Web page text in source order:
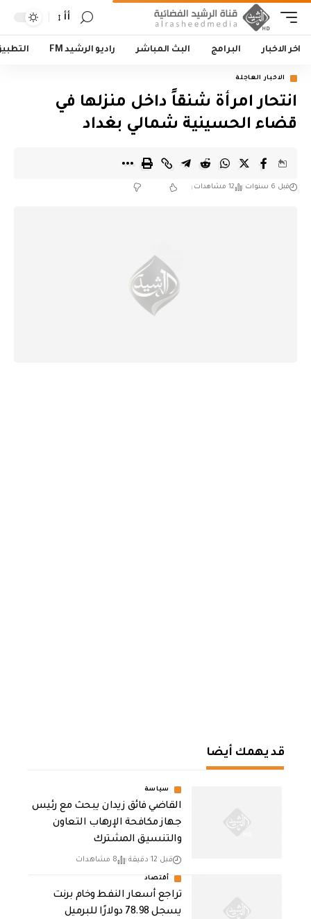
أأ
اخر الاخبار البرامج البث المباشر راديو الرشيد FM
الاخبار العاجلة
انتحار امرأة شنقاً داخل منزلها في
قضاء الحسينية شمالي بغداد
قبل 6 سنوات 12 مشاهدات
قد يهمك أيضا
سياسة
القاضي فائق زيدان يبحث مع رئيس
جهاز مكافحة الإرهاب التعاون
والتنسيق المشترك
قبل 12 دقيقة 8 مشاهدات
أقتصاد
تراجع أسعار النفط وخام برنت
يسجل 78.98 دولارًا للبرميل